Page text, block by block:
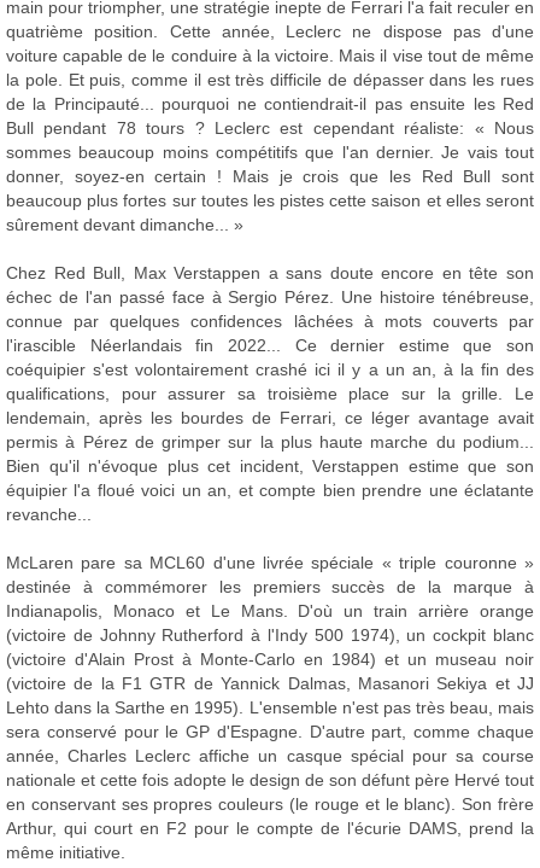
main pour triompher, une stratégie inepte de Ferrari l'a fait reculer en
quatrième position. Cette année, Leclerc ne dispose pas d'une
voiture capable de le conduire à la victoire. Mais il vise tout de même
la pole. Et puis, comme il est très difficile de dépasser dans les rues
de la Principauté... pourquoi ne contiendrait-il pas ensuite les Red
Bull pendant 78 tours ? Leclerc est cependant réaliste: « Nous
sommes beaucoup moins compétitifs que l'an dernier. Je vais tout
donner, soyez-en certain ! Mais je crois que les Red Bull sont
beaucoup plus fortes sur toutes les pistes cette saison et elles seront
sûrement devant dimanche... »
Chez Red Bull, Max Verstappen a sans doute encore en tête son
échec de l'an passé face à Sergio Pérez. Une histoire ténébreuse,
connue par quelques confidences lâchées à mots couverts par
l'irascible Néerlandais fin 2022... Ce dernier estime que son
coéquipier s'est volontairement crashé ici il y a un an, à la fin des
qualifications, pour assurer sa troisième place sur la grille. Le
lendemain, après les bourdes de Ferrari, ce léger avantage avait
permis à Pérez de grimper sur la plus haute marche du podium...
Bien qu'il n'évoque plus cet incident, Verstappen estime que son
équipier l'a floué voici un an, et compte bien prendre une éclatante
revanche...
McLaren pare sa MCL60 d'une livrée spéciale « triple couronne »
destinée à commémorer les premiers succès de la marque à
Indianapolis, Monaco et Le Mans. D'où un train arrière orange
(victoire de Johnny Rutherford à l'Indy 500 1974), un cockpit blanc
(victoire d'Alain Prost à Monte-Carlo en 1984) et un museau noir
(victoire de la F1 GTR de Yannick Dalmas, Masanori Sekiya et JJ
Lehto dans la Sarthe en 1995). L'ensemble n'est pas très beau, mais
sera conservé pour le GP d'Espagne. D'autre part, comme chaque
année, Charles Leclerc affiche un casque spécial pour sa course
nationale et cette fois adopte le design de son défunt père Hervé tout
en conservant ses propres couleurs (le rouge et le blanc). Son frère
Arthur, qui court en F2 pour le compte de l'écurie DAMS, prend la
même initiative.